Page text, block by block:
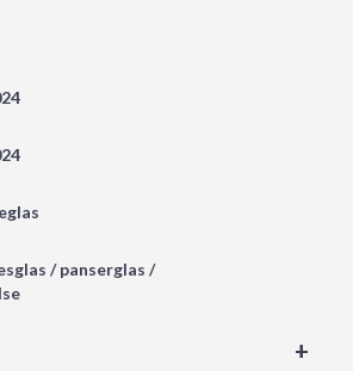
/ panserglas /
+